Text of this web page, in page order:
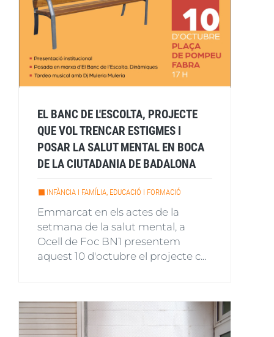
EL BANC DE L'ESCOLTA, PROJECTE
QUE VOL TRENCAR ESTIGMES I
POSAR LA SALUT MENTAL EN BOCA
DE LA CIUTADANIA DE BADALONA
INFÀNCIA I FAMÍLIA, EDUCACIÓ I FORMACIÓ
Emmarcat en els actes de la
setmana de la salut mental, a
Ocell de Foc BN1 presentem
aquest 10 d'octubre el projecte c...